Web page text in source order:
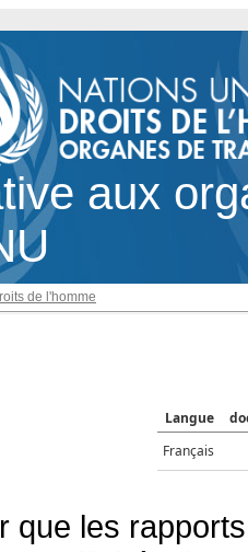
aux
de l'homme
Langue
Français
que les